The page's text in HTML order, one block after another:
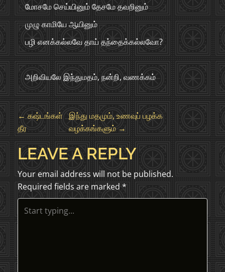
மோசமே செய்யினும் தேசமே தவறினும்
முழு காமியே ஆயினும்
பழி எனக்கல்லவே தாய் தந்தைக்கல்லவோ?
அறிவியலே இந்துமதம், நன்றி, வணக்கம்
P
O
S
T
N
← கஷ்டங்கள்
தீர
இந்து மதமும், உணவுப் பழக்க
வழக்கங்களும் →
LEAVE A REPLY
Your email address will not be published.
Required fields are marked *